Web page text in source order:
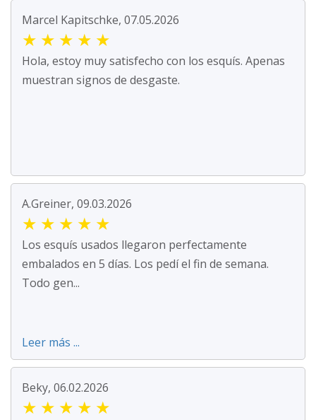
Marcel Kapitschke, 07.05.2026
★ ★ ★ ★ ★
Hola, estoy muy satisfecho con los esquís. Apenas
muestran signos de desgaste.
A.Greiner, 09.03.2026
★ ★ ★ ★ ★
Los esquís usados llegaron perfectamente
embalados en 5 días. Los pedí el fin de semana.
Todo gen...
Leer más ...
Beky, 06.02.2026
★ ★ ★ ★ ★